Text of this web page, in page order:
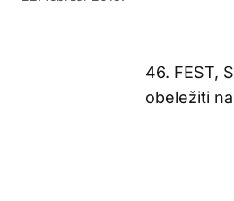
46. FEST,
obeležiti